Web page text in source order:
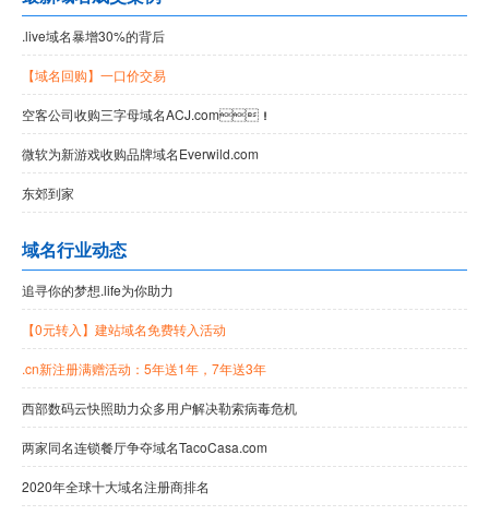
.live域名暴增30%的背后
【域名回购】一口价交易
空客公司收购三字母域名ACJ.com！
微软为新游戏收购品牌域名Everwild.com
东郊到家
域名行业动态
追寻你的梦想.life为你助力
【0元转入】建站域名免费转入活动
.cn新注册满赠活动：5年送1年，7年送3年
西部数码云快照助力众多用户解决勒索病毒危机
两家同名连锁餐厅争夺域名TacoCasa.com
2020年全球十大域名注册商排名